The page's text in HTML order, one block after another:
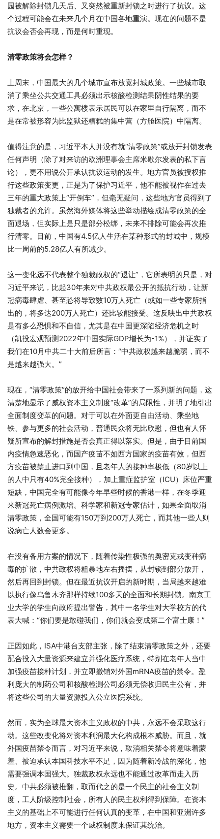
园被解除封锁几天后、又突然被重新封锁之时进行了抗议。这
个过程可能会在未来几个月在中国各地重演。现在的问题不是
抗议会否会再现，而是何时重现。
清零政策将会怎样？
上周末，中国最大的几个城市宣布放宽封城政策。一些城市取
消了乘坐公共交通工具必须出示核酸检测结果阴性结果的要
求，在北京，一些公寓楼表示居民可以在家里自行隔离，而不
是在常被形容为比监狱还糟糕的集中营（方舱医院）中隔离。
值得注意的是，习近平本人并没有就“清零政策”或放开封锁发表
任何声明（除了对来访的欧洲理事会主席米歇尔发表的私下言
论），更不用说公开承认抗议运动的发生。地方官员被授权推
行这些政策变更，正是为了保护习近平，他不能被视作在过去
三年的重大政策上“开倒车”，但毫无疑问，这些地方官员得到了
独裁者的允许。虽然海外媒体将这些举动描绘成清零政策的全
面退场，但实际上是只是部分松绑，未来不排除可能会再次推
行清零。目前，中国有4.5亿人生活在某种形式的封城中，规模
比一周前的5.28亿人有所减少。
这一变化远不代表整个独裁政权的“退让”，它所表明的只是，对
习近平来说，比起30年来对中共政权最公开的抵抗行动，让新
冠病毒肆虐、甚至恐将导致数10万人死亡（或如一些专家所指
出的，将多达200万人死亡）还比较能接受。这反映出中共政权
是有多么恐惧和不自信，尤其是在中国更深陷经济危机之时
（凯投宏观预测2022年中国实际GDP增长为-1%），并证实了
我们在10月中共二十大前后所言：“中共政权越来越脆弱，而不
是越来越强大。”
现在，“清零政策”的放开给中国社会带来了一系列新的问题，这
清楚地显示了威权资本主义制度“改革”的局限性，并明了地引出
全面制度变革的问题。对于可以在外面更自由活动、乘坐地
铁、参与更多的社会活动，普通民众将无比欣慰，但也有人怀
疑所宣布的解封措施是否会真正得以落实。但是，由于目前国
内疫情急速恶化，而国产疫苗不如西方国家的疫苗有效，但西
方疫苗被禁止进口到中国，且老年人的接种率极低（80岁以上
的人中只有40%完全接种），加上重症监护室（ICU）床位严重
短缺，中国完全有可能像今年早些时候的香港一样，在冬季迎
来新冠死亡病例激增。科学家和新冠专家估计，如果全面取消
清零政策，全国可能有150万到200万人死亡，而其他一些人则
说病亡人数会更多。
在没有备用方案的情况下，随着传染性极强的奥密克戎变种病
毒的扩散，中共政权将粗暴地左右摇摆，从封锁到部分放开，
然后再回到封锁。但在最近抗议开启的新时期，当局越来越难
以执行像乌鲁木齐那样持续100多天的全面和长期封锁。南京工
业大学的学生向政府提出警告，其中一名学生对大学校方的代
表大喊：“你们要是敢碰我们，你们就会变成第二个富士康！”
正因如此，ISA中港台支部主张，除了结束清零政策之外，还要
配合投入大量资源来建立并强化医疗系统，特别在老年人当中
加强疫苗接种计划，并立即撤销对外国mRNA疫苗的禁令。盈
利庞大的制药公司和核酸检测公司必须无偿收归民主公有，并
将这些公司的大量资源投入公立医院系统。
然而，实为全球最大资本主义政权的中共，永远不会采取这行
动。这些改变化将对资本利润最大化构成根本威胁。而且，就
外国疫苗禁令而言，对习近平来说，取消相关禁令将意味着蒙
羞、被迫承认本国科技水平不足，因为随着新冷战的深化，他
需要强调本国强大。独裁政权永远也不能通过改革而走入历
史。中共必须被推翻，取而代之的是一个民主的社会主义制
度，工人阶级控制社会，所有人的民主权利得到保障。在资本
主义的基础上不可能进行任何认真的变革，在中国和亚洲许多
地方，资本主义需要一个威权制度来保证其统治。